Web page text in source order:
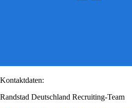
Kontaktdaten:
Randstad Deutschland Recruiting-Team